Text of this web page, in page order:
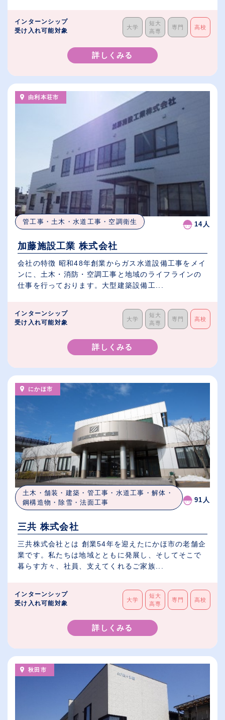
インターンシップ
受け入れ可能対象
大学
短大
高専
専門 高校
詳しくみる
由利本荘市
管工事・土木・水道工事・空調衛生 14人
加藤施設工業 株式会社
会社の特徴 昭和48年創業からガス水道設備工事をメイ
ンに、土木・消防・空調工事と地域のライフラインの
仕事を行っております。大型建築設備工...
インターンシップ
受け入れ可能対象
大学
短大
高専
専門 高校
詳しくみる
にかほ市
土木・舗装・建築・管工事・水道工事・解体・
鋼構造物・除雪・法面工事
91人
三共 株式会社
三共株式会社とは 創業54年を迎えたにかほ市の老舗企
業です。私たちは地域とともに発展し、そしてそこで
暮らす方々、社員、支えてくれるご家族...
インターンシップ
受け入れ可能対象
大学
短大
高専
専門 高校
詳しくみる
秋田市